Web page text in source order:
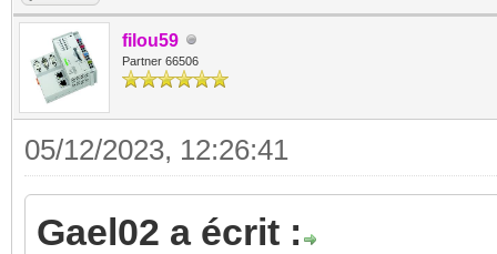
filou59
Partner 66506
05/12/2023, 12:26:41
Gael02 a écrit :